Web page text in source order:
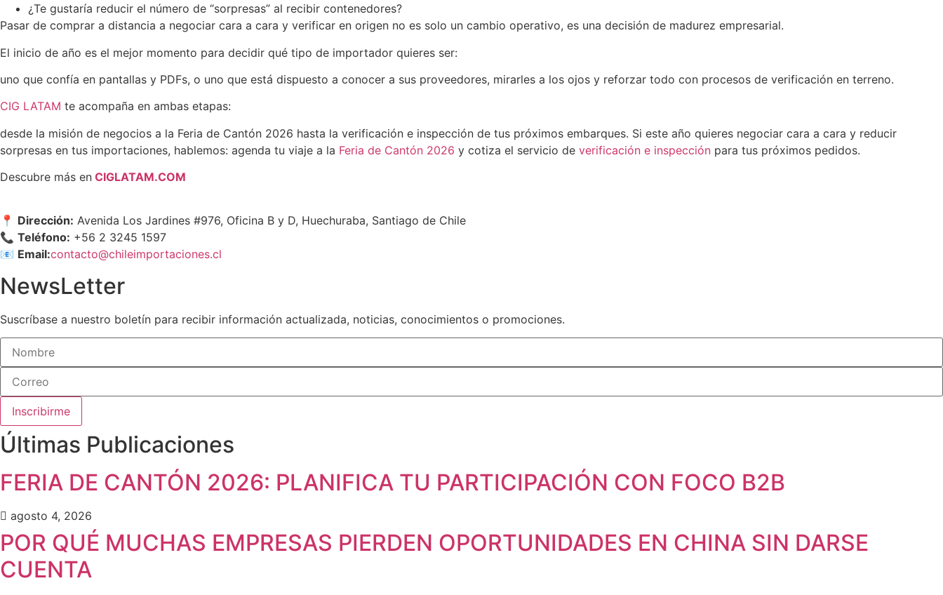
¿Te gustaría reducir el número de “sorpresas” al recibir contenedores?
Pasar de comprar a distancia a negociar cara a cara y verificar en origen no es solo un cambio operativo, es una decisión de madurez empresarial.
El inicio de año es el mejor momento para decidir qué tipo de importador quieres ser:
uno que confía en pantallas y PDFs, o uno que está dispuesto a conocer a sus proveedores, mirarles a los ojos y reforzar todo con procesos de verificación en terreno.
CIG LATAM te acompaña en ambas etapas:
desde la misión de negocios a la Feria de Cantón 2026 hasta la verificación e inspección de tus próximos embarques. Si este año quieres negociar cara a cara y reducir
sorpresas en tus importaciones, hablemos: agenda tu viaje a la Feria de Cantón 2026 y cotiza el servicio de verificación e inspección para tus próximos pedidos.
Descubre más en CIGLATAM.COM
📍 Dirección: Avenida Los Jardines #976, Oficina B y D, Huechuraba, Santiago de Chile
📞 Teléfono: +56 2 3245 1597
📧 Email:contacto@chileimportaciones.cl
NewsLetter
Suscríbase a nuestro boletín para recibir información actualizada, noticias, conocimientos o promociones.
Inscribirme
Últimas Publicaciones
FERIA DE CANTÓN 2026: PLANIFICA TU PARTICIPACIÓN CON FOCO B2B
agosto 4, 2026
POR QUÉ MUCHAS EMPRESAS PIERDEN OPORTUNIDADES EN CHINA SIN DARSE
CUENTA